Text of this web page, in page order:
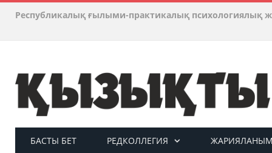
Республикалық ғылыми-практикалық психологиялық
БАСТЫ БЕТ РЕДКОЛЛЕГИЯ ЖАРИЯЛАНЫМ